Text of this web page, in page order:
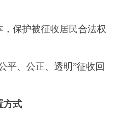
据被征收房屋的结
具有测绘评估资质
地、房屋和附属物
3）临时过渡费；